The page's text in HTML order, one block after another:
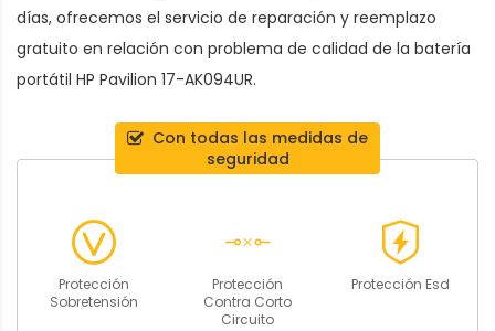
días, ofrecemos el servicio de reparación y reemplazo
gratuito en relación con problema de calidad de la batería
portátil HP Pavilion 17-AK094UR.
Con todas las medidas de
seguridad
Protección
Sobretensión
Protección
Contra Corto
Circuito
Protección Esd